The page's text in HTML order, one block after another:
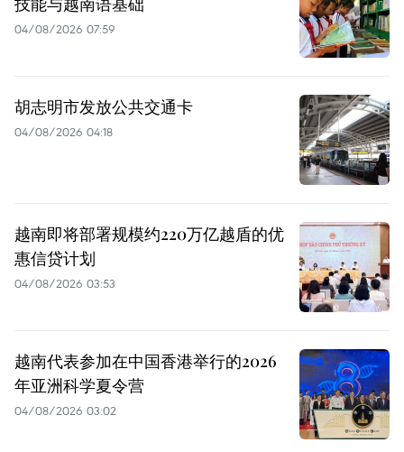
04/08/2026 07:59
胡志明市发放公共交通卡
04/08/2026 04:18
越南即将部署规模约220万亿越盾的优
惠信贷计划
04/08/2026 03:53
越南代表参加在中国香港举行的2026
年亚洲科学夏令营
04/08/2026 03:02